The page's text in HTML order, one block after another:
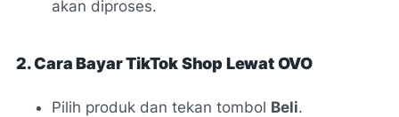
akan diproses.
2. Cara Bayar TikTok Shop Lewat OVO
Pilih produk dan tekan tombol Beli.